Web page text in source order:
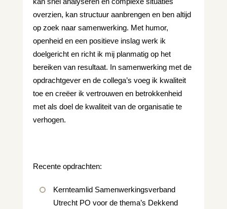
overzien, kan structuur aanbrengen en ben altijd
op zoek naar samenwerking. Met humor,
openheid en een positieve inslag werk ik
doelgericht en richt ik mij planmatig op het
bereiken van resultaat. In samenwerking met de
opdrachtgever en de collega’s voeg ik kwaliteit
toe en creëer ik vertrouwen en betrokkenheid
met als doel de kwaliteit van de organisatie te
verhogen.
Recente opdrachten:
Kernteamlid Samenwerkingsverband
Utrecht PO voor de thema’s Dekkend